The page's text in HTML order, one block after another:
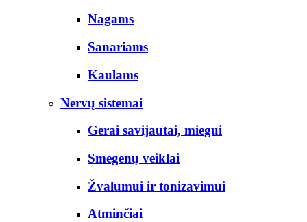
Nagams
Sanariams
Kaulams
Nervų sistemai
Gerai savijautai, miegui
Smegenų veiklai
Žvalumui ir tonizavimui
Atminčiai